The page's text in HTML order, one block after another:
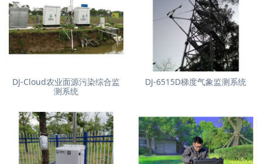
DJ-Cloud农业面源污染综合监
测系统
DJ-6515D梯度气象监测系统